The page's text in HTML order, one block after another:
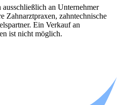
an Unternehmer
Zahnarztpraxen, zahntechnische
Ein Verkauf an
ist nicht möglich.